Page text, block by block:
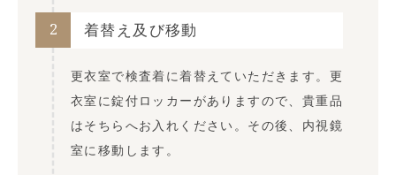
2 着替え及び移動
更衣室で検査着に着替えていただきます。更
衣室に錠付ロッカーがありますので、貴重品
はそちらへお入れください。その後、内視鏡
室に移動します。